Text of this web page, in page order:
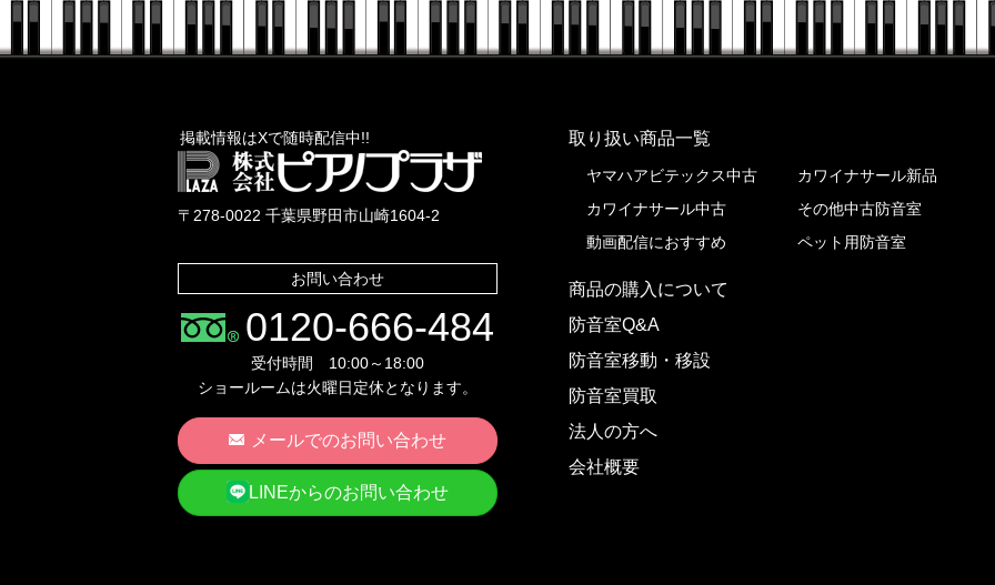
掲載情報はXで随時配信中!!
〒278-0022 千葉県野田市山崎1604-2
お問い合わせ
0120-666-484
受付時間 10:00～18:00
ショールームは火曜日定休となります。
メールでのお問い合わせ
LINEからのお問い合わせ
取り扱い商品一覧
ヤマハアビテックス中古
カワイナサール新品
カワイナサール中古
その他中古防音室
動画配信におすすめ
ペット用防音室
商品の購入について
防音室Q&A
防音室移動・移設
防音室買取
法人の方へ
会社概要